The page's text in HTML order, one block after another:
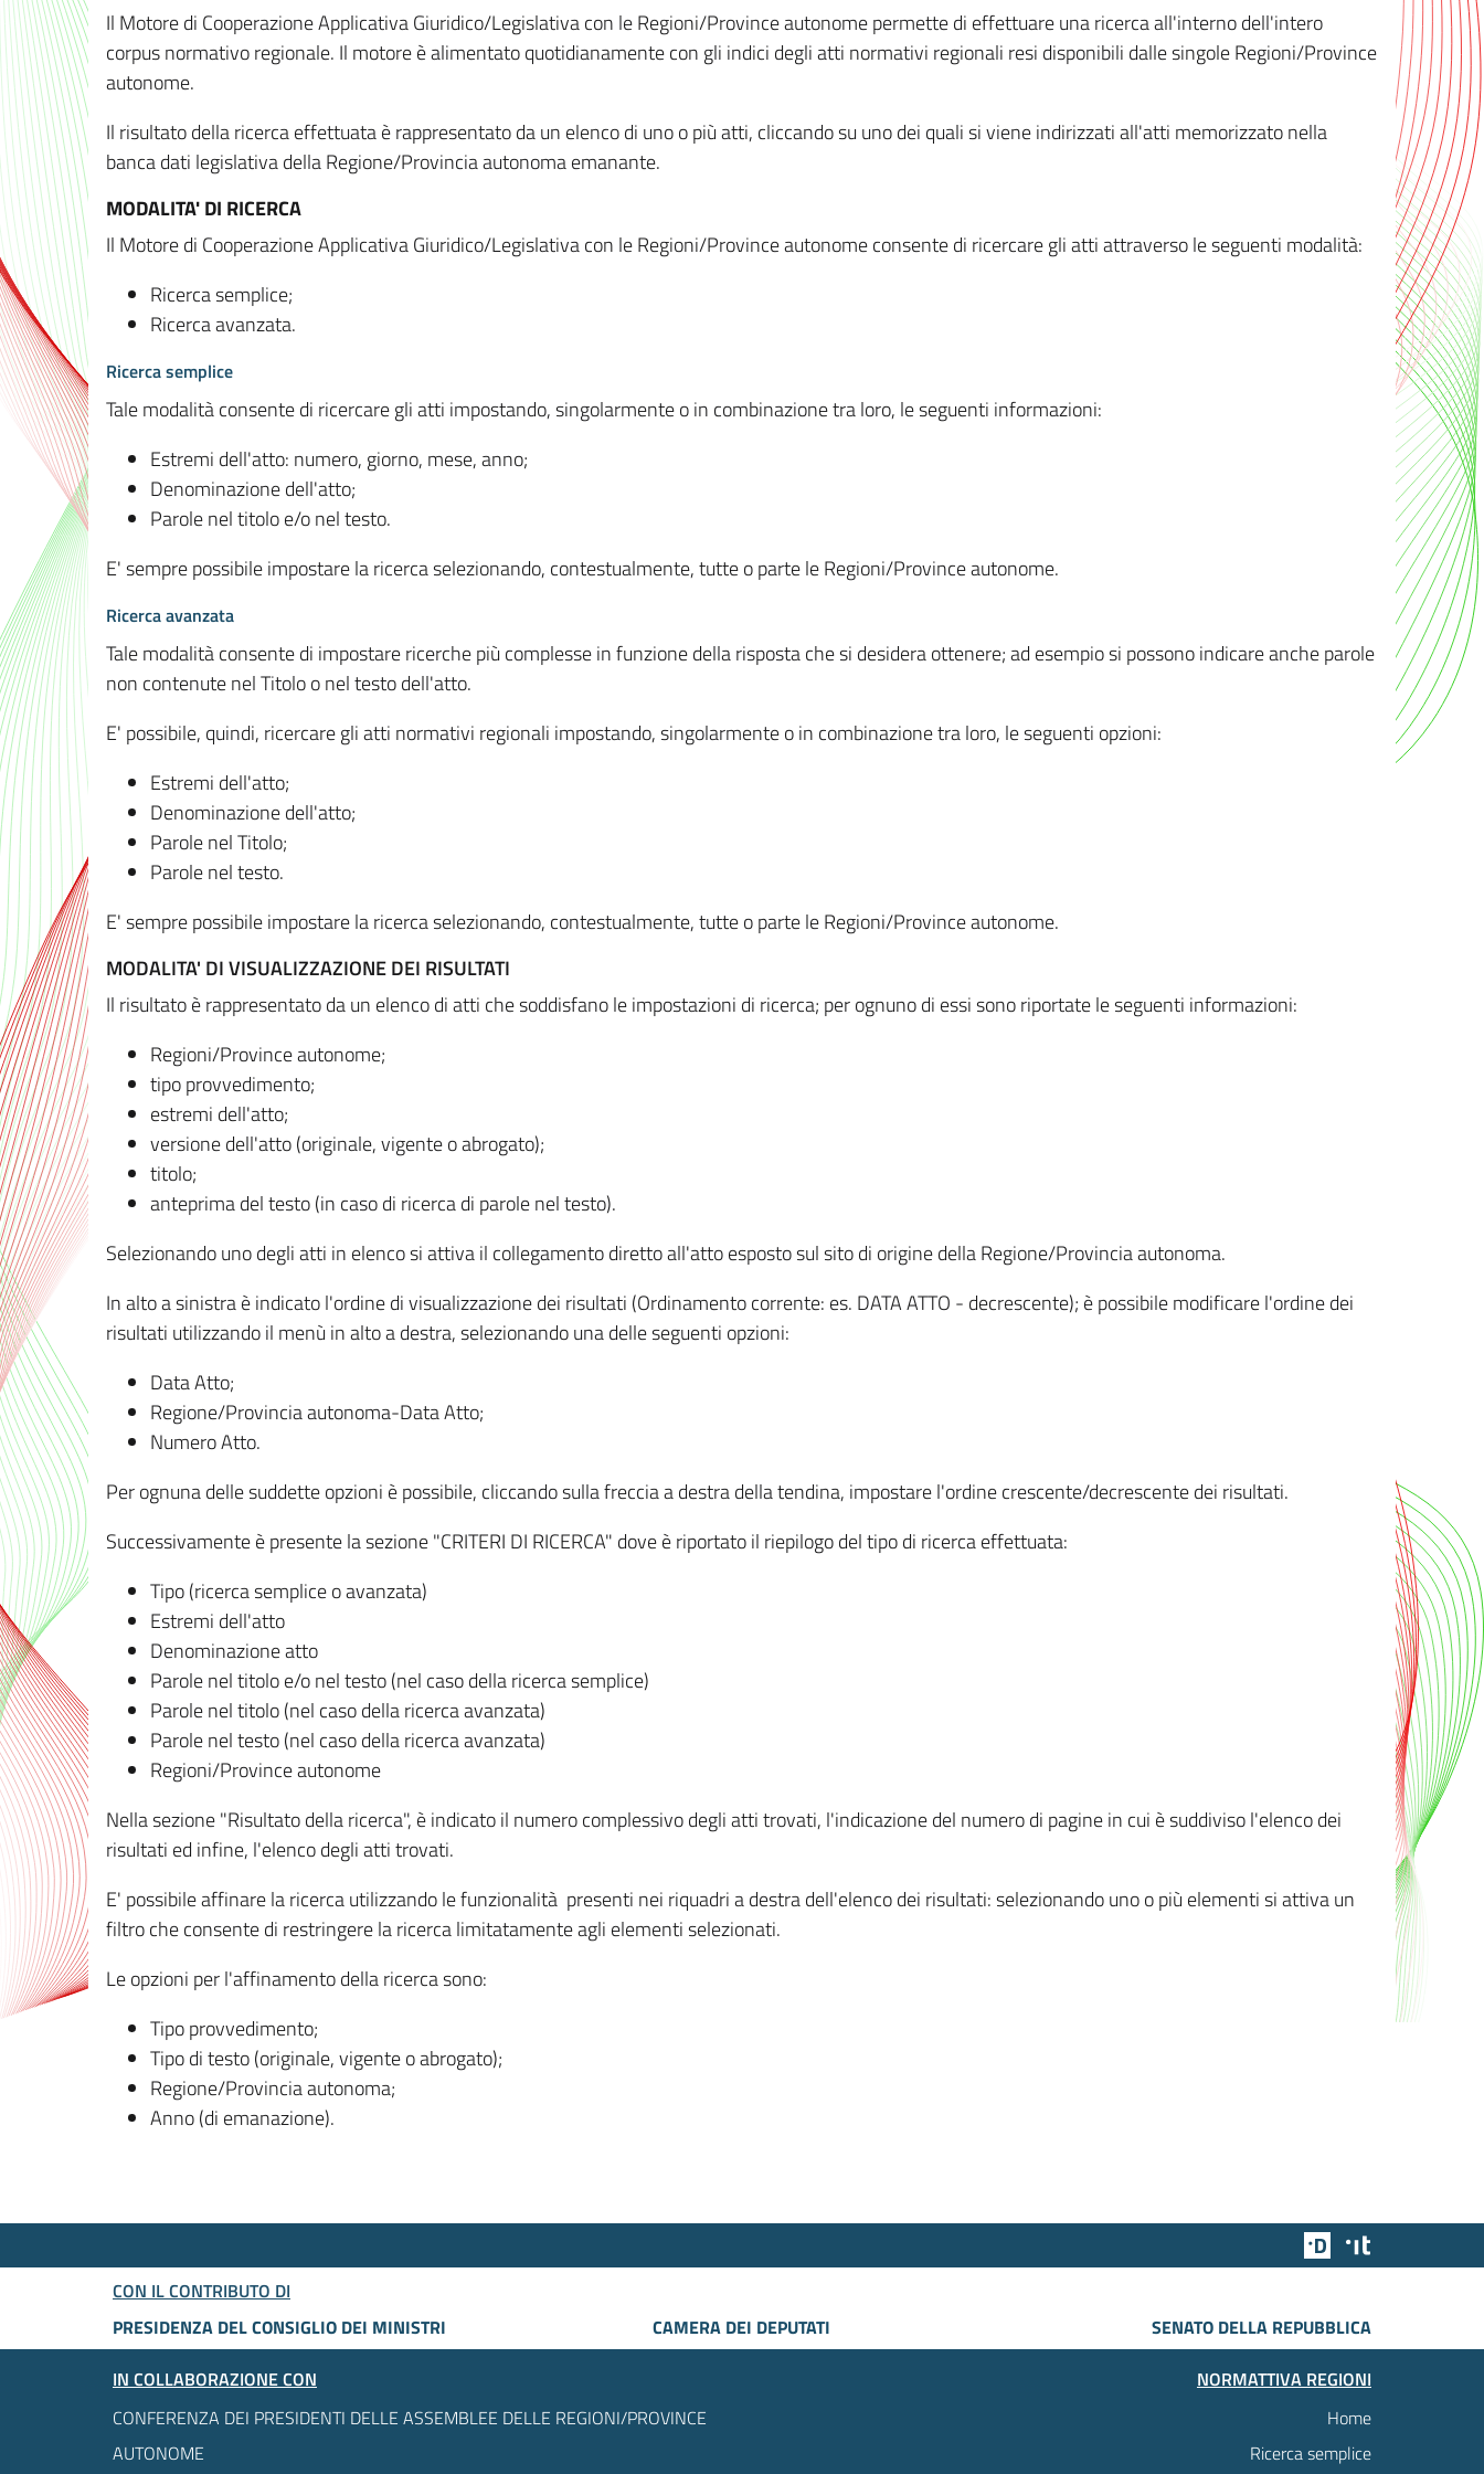
Il Motore di Cooperazione Applicativa Giuridico/Legislativa con le Regioni/Province autonome permette di effettuare una ricerca all'interno dell'intero
corpus normativo regionale. Il motore è alimentato quotidianamente con gli indici degli atti normativi regionali resi disponibili dalle singole Regioni/Province
autonome.
Il risultato della ricerca effettuata è rappresentato da un elenco di uno o più atti, cliccando su uno dei quali si viene indirizzati all'atti memorizzato nella
banca dati legislativa della Regione/Provincia autonoma emanante.
MODALITA' DI RICERCA
Il Motore di Cooperazione Applicativa Giuridico/Legislativa con le Regioni/Province autonome consente di ricercare gli atti attraverso le seguenti modalità:
Ricerca semplice;
Ricerca avanzata.
Ricerca semplice
Tale modalità consente di ricercare gli atti impostando, singolarmente o in combinazione tra loro, le seguenti informazioni:
Estremi dell'atto: numero, giorno, mese, anno;
Denominazione dell'atto;
Parole nel titolo e/o nel testo.
E' sempre possibile impostare la ricerca selezionando, contestualmente, tutte o parte le Regioni/Province autonome.
Ricerca avanzata
Tale modalità consente di impostare ricerche più complesse in funzione della risposta che si desidera ottenere; ad esempio si possono indicare anche parole
non contenute nel Titolo o nel testo dell'atto.
E' possibile, quindi, ricercare gli atti normativi regionali impostando, singolarmente o in combinazione tra loro, le seguenti opzioni:
Estremi dell'atto;
Denominazione dell'atto;
Parole nel Titolo;
Parole nel testo.
E' sempre possibile impostare la ricerca selezionando, contestualmente, tutte o parte le Regioni/Province autonome.
MODALITA' DI VISUALIZZAZIONE DEI RISULTATI
Il risultato è rappresentato da un elenco di atti che soddisfano le impostazioni di ricerca; per ognuno di essi sono riportate le seguenti informazioni:
Regioni/Province autonome;
tipo provvedimento;
estremi dell'atto;
versione dell'atto (originale, vigente o abrogato);
titolo;
anteprima del testo (in caso di ricerca di parole nel testo).
Selezionando uno degli atti in elenco si attiva il collegamento diretto all'atto esposto sul sito di origine della Regione/Provincia autonoma.
In alto a sinistra è indicato l'ordine di visualizzazione dei risultati (Ordinamento corrente: es. DATA ATTO - decrescente); è possibile modificare l'ordine dei
risultati utilizzando il menù in alto a destra, selezionando una delle seguenti opzioni:
Data Atto;
Regione/Provincia autonoma-Data Atto;
Numero Atto.
Per ognuna delle suddette opzioni è possibile, cliccando sulla freccia a destra della tendina, impostare l'ordine crescente/decrescente dei risultati.
Successivamente è presente la sezione "CRITERI DI RICERCA" dove è riportato il riepilogo del tipo di ricerca effettuata:
Tipo (ricerca semplice o avanzata)
Estremi dell'atto
Denominazione atto
Parole nel titolo e/o nel testo (nel caso della ricerca semplice)
Parole nel titolo (nel caso della ricerca avanzata)
Parole nel testo (nel caso della ricerca avanzata)
Regioni/Province autonome
Nella sezione "Risultato della ricerca", è indicato il numero complessivo degli atti trovati, l'indicazione del numero di pagine in cui è suddiviso l'elenco dei
risultati ed infine, l'elenco degli atti trovati.
E' possibile affinare la ricerca utilizzando le funzionalità presenti nei riquadri a destra dell'elenco dei risultati: selezionando uno o più elementi si attiva un
filtro che consente di restringere la ricerca limitatamente agli elementi selezionati.
Le opzioni per l'affinamento della ricerca sono:
Tipo provvedimento;
Tipo di testo (originale, vigente o abrogato);
Regione/Provincia autonoma;
Anno (di emanazione).
Team Digitale
CON IL CONTRIBUTO DI
PRESIDENZA DEL CONSIGLIO DEI MINISTRI
CAMERA DEI DEPUTATI
SENATO DELLA REPUBBLICA
IN COLLABORAZIONE CON
CONFERENZA DEI PRESIDENTI DELLE ASSEMBLEE DELLE REGIONI/PROVINCE
AUTONOME
NORMATTIVA REGIONI
Home
Ricerca semplice